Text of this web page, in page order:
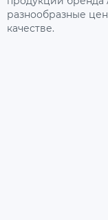
разнообразные
качестве.